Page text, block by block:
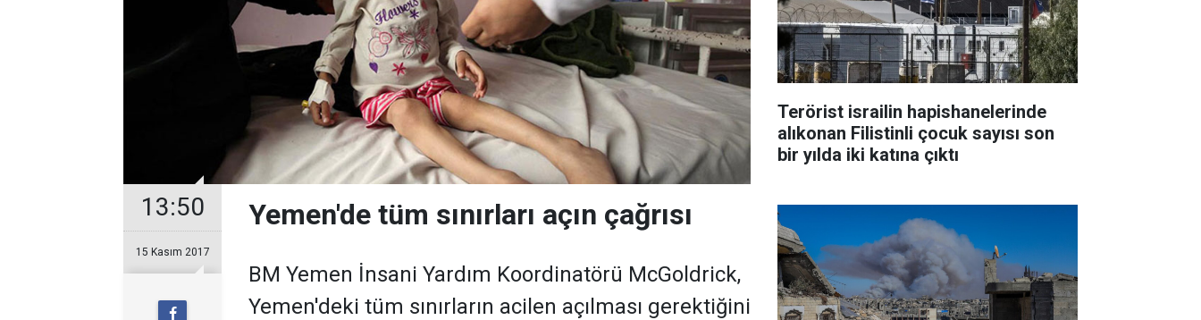
13:50
15 Kasım 2017
Yemen'de tüm sınırları açın çağrısı
BM Yemen İnsani Yardım Koordinatörü McGoldrick,
Yemen'deki tüm sınırların acilen açılması gerektiğini
Terörist israilin hapishanelerinde
alıkonan Filistinli çocuk sayısı son
bir yılda iki katına çıktı